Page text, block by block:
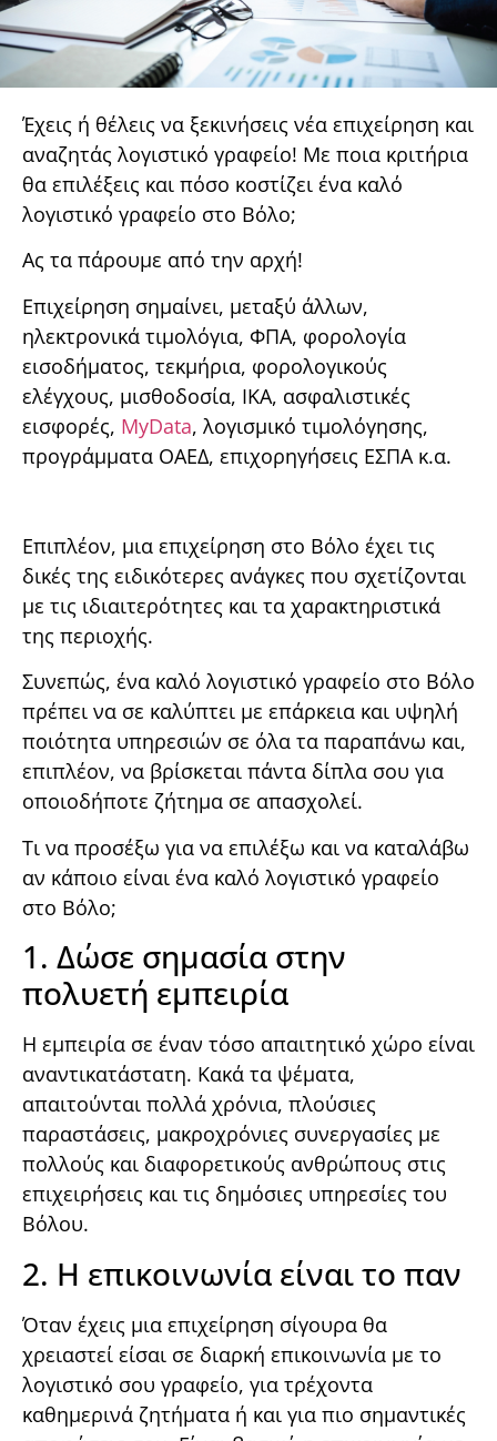
Έχεις ή θέλεις να ξεκινήσεις νέα επιχείρηση και
αναζητάς λογιστικό γραφείο! Με ποια κριτήρια
θα επιλέξεις και πόσο κοστίζει ένα καλό
λογιστικό γραφείο στο Βόλο;
Ας τα πάρουμε από την αρχή!
Επιχείρηση σημαίνει, μεταξύ άλλων,
ηλεκτρονικά τιμολόγια, ΦΠΑ, φορολογία
εισοδήματος, τεκμήρια, φορολογικούς
ελέγχους, μισθοδοσία, ΙΚΑ, ασφαλιστικές
εισφορές, MyData, λογισμικό τιμολόγησης,
προγράμματα ΟΑΕΔ, επιχορηγήσεις ΕΣΠΑ κ.α.
Επιπλέον, μια επιχείρηση στο Βόλο έχει τις
δικές της ειδικότερες ανάγκες που σχετίζονται
με τις ιδιαιτερότητες και τα χαρακτηριστικά
της περιοχής.
Συνεπώς, ένα καλό λογιστικό γραφείο στο Βόλο
πρέπει να σε καλύπτει με επάρκεια και υψηλή
ποιότητα υπηρεσιών σε όλα τα παραπάνω και,
επιπλέον, να βρίσκεται πάντα δίπλα σου για
οποιοδήποτε ζήτημα σε απασχολεί.
Τι να προσέξω για να επιλέξω και να καταλάβω
αν κάποιο είναι ένα καλό λογιστικό γραφείο
στο Βόλο;
1. Δώσε σημασία στην
πολυετή εμπειρία
Η εμπειρία σε έναν τόσο απαιτητικό χώρο είναι
αναντικατάστατη. Κακά τα ψέματα,
απαιτούνται πολλά χρόνια, πλούσιες
παραστάσεις, μακροχρόνιες συνεργασίες με
πολλούς και διαφορετικούς ανθρώπους στις
επιχειρήσεις και τις δημόσιες υπηρεσίες του
Βόλου.
2. Η επικοινωνία είναι το παν
Όταν έχεις μια επιχείρηση σίγουρα θα
χρειαστεί είσαι σε διαρκή επικοινωνία με το
λογιστικό σου γραφείο, για τρέχοντα
καθημερινά ζητήματα ή και για πιο σημαντικές